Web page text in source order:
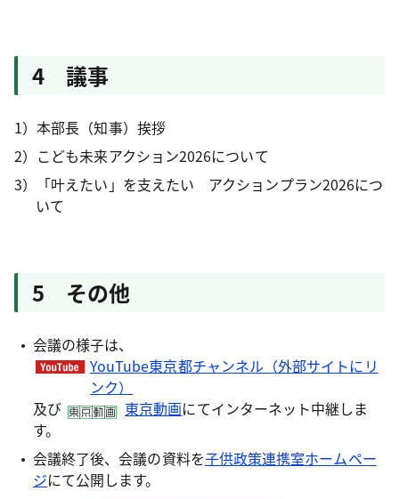
4 議事
1）本部長（知事）挨拶
2）こども未来アクション2026について
3）「叶えたい」を支えたい アクションプラン2026につ
いて
5 その他
会議の様子は、
YouTube東京都チャンネル（外部サイトにリ
ンク）
及び
東京動画にてインターネット中継しま
す。
会議終了後、会議の資料を子供政策連携室ホームペー
ジにて公開します。